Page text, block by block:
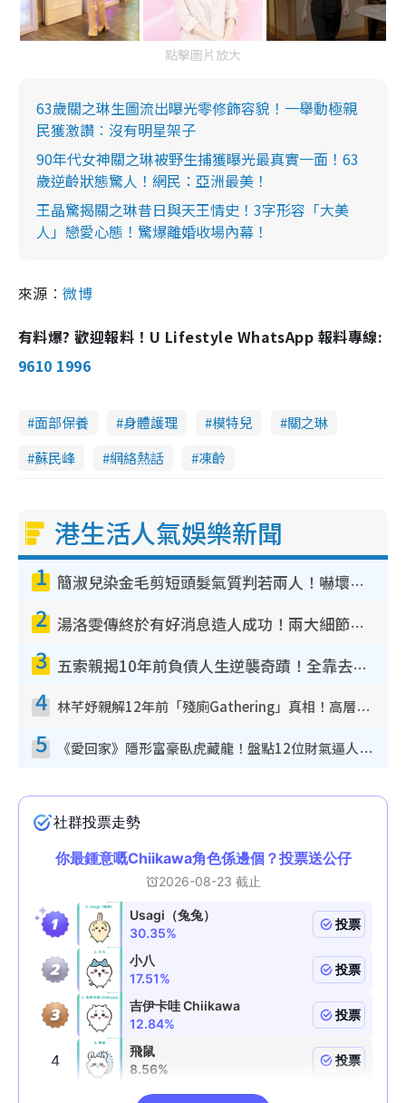
點擊圖片放大
63歲關之琳生圖流出曝光零修飾容貌！一舉動極親
民獲激讚︰沒有明星架子
90年代女神關之琳被野生捕獲曝光最真實一面！63
歲逆齡狀態驚人！網民：亞洲最美！
王晶驚揭關之琳昔日與天王情史！3字形容「大美
人」戀愛心態！驚爆離婚收場內幕！
來源︰微博
有料爆? 歡迎報料！U Lifestyle WhatsApp 報料專線:
9610 1996
面部保養 身體護理 模特兒
關之琳
蘇民峰
網絡熱話 凍齡
港生活人氣娛樂新聞
1 簡淑兒染金毛剪短頭髮氣質判若兩人！嚇壞老公麥大力都認唔出：「你做咩事？」
2 湯洛雯傳終於有好消息造人成功！兩大細節曝孕味極濃惹猜測：大肚婆先會咁！
3 五索親揭10年前負債人生逆襲奇蹟！全靠去一地方轉運後即遇上馬先生
4 林芊妤親解12年前「殘廁Gathering」真相！高層解約一句話重創尊嚴至今拒返TVB
5 《愛回家》隱形富豪臥虎藏龍！盤點12位財氣逼人的有錢藝人：呢位靚女3億身家唔憂做